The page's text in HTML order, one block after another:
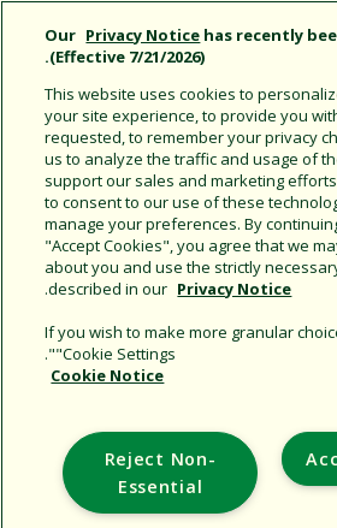
نفخر بالعمل لدى Rain Bird ونؤمن بالمعاملة النزيهة والأخلاقية لجميع
إذا كنت ترغب في الانضمام إلى
أعلاه لاستعراض الفرص الحالية لدينا
Support
Corporate
Additional
Our Privacy Notice has recently
(Effective 7/21/2026).
This website uses cookies to
your site experience, to provide you
requested, to remember your privacy
us to analyze the traffic and usage of
support our sales and marketing
to consent to our use of these
manage your preferences. By
"Accept Cookies", you agree that we
about you and use the strictly
described in our Privacy Notice
.
If you wish to make more granular
"Cookie Settings".
Cookie Notice
Reject Non-
Essential